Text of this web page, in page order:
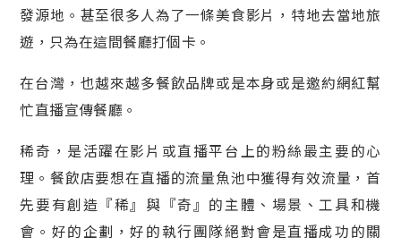
發源地。甚至很多人為了一條美食影片，特地去當地旅
遊，只為在這間餐廳打個卡。
在台灣，也越來越多餐飲品牌或是本身或是邀約網紅幫
忙直播宣傳餐廳。
稀奇，是活躍在影片或直播平台上的粉絲最主要的心
理。餐飲店要想在直播的流量魚池中獲得有效流量，首
先要有創造『稀』與『奇』的主體、場景、工具和機
會。好的企劃，好的執行團隊絕對會是直播成功的關